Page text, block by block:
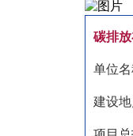
碳排
单位
建设